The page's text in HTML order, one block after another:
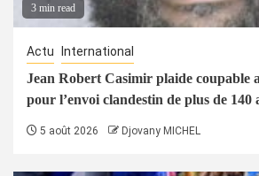
3 min read
Actu International
Jean Robert Casimir plaide coupable
pour l’envoi clandestin de plus de 140
5 août 2026 Djovany MICHEL